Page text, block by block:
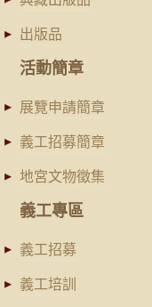
出版品
活動簡章
展覽申請簡章
義工招募簡章
地宮文物徵集
義工專區
義工招募
義工培訓